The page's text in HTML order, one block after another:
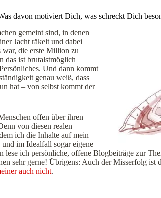
davon motiviert Dich, was schreckt Dich
gemeint sind, in denen
Jacht räkelt und dabei
war, die erste Million zu
das ist brutalstmöglich
Und dann kommt
genau weiß, dass
hat – von selbst kommt der
offen über ihren
von diesen realen
ich die Inhalte auf mein
im Idealfall sogar eigene
ich persönliche, offene Blogbeiträge zur
sehr gerne! Übrigens: Auch der Misserfolg
auch nicht.